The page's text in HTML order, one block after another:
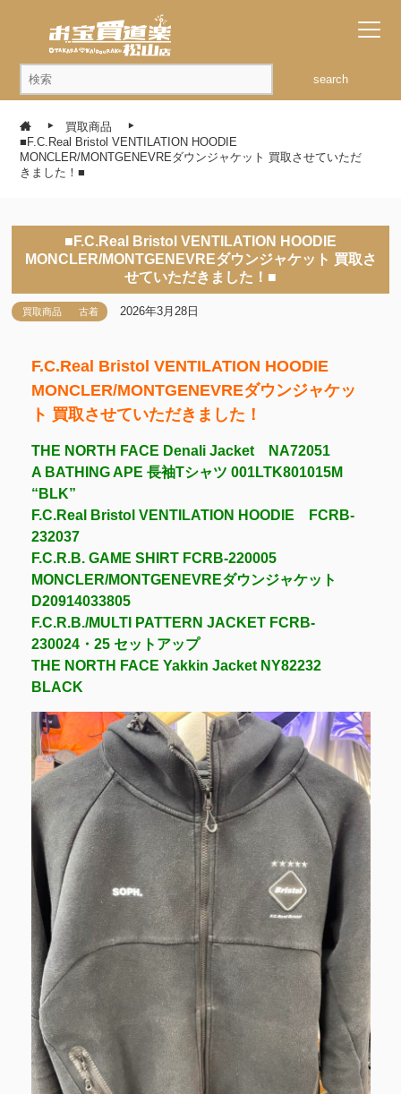
search
買取商品
■F.C.Real Bristol VENTILATION HOODIE
MONCLER/MONTGENEVREダウンジャケット 買取させていただ
きました！■
■F.C.Real Bristol VENTILATION HOODIE
MONCLER/MONTGENEVREダウンジャケット 買取さ
せていただきました！■
買取商品 古着 2026年3月28日
F.C.Real Bristol VENTILATION HOODIE
MONCLER/MONTGENEVREダウンジャケッ
ト 買取させていただきました！
THE NORTH FACE Denali Jacket NA72051
A BATHING APE 長袖Tシャツ 001LTK801015M
“BLK”
F.C.Real Bristol VENTILATION HOODIE FCRB-
232037
F.C.R.B. GAME SHIRT FCRB-220005
MONCLER/MONTGENEVREダウンジャケット
D20914033805
F.C.R.B./MULTI PATTERN JACKET FCRB-
230024・25 セットアップ
THE NORTH FACE Yakkin Jacket NY82232
BLACK